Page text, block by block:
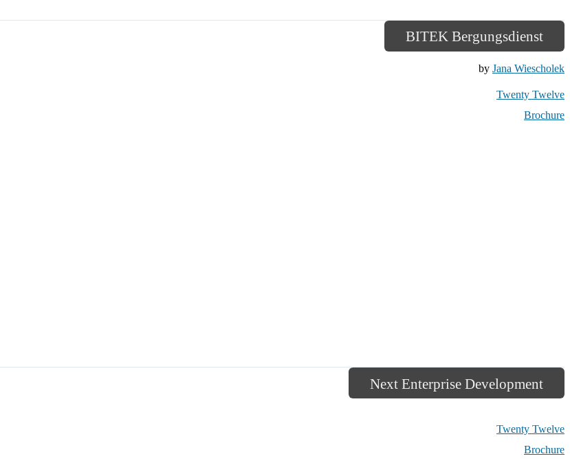
BITEK Bergungsdienst
by Jana Wiescholek
Twenty Twelve
Brochure
Next Enterprise Development
Twenty Twelve
Brochure